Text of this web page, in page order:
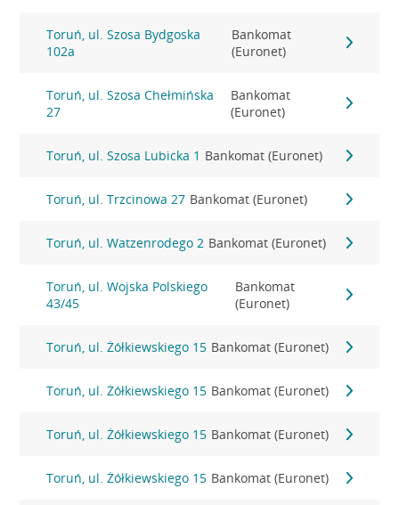
Toruń, ul. Szosa Bydgoska
102a
Bankomat
(Euronet)
Toruń, ul. Szosa Chełmińska
27
Bankomat
(Euronet)
Toruń, ul. Szosa Lubicka 1 Bankomat (Euronet)
Toruń, ul. Trzcinowa 27 Bankomat (Euronet)
Toruń, ul. Watzenrodego 2 Bankomat (Euronet)
Toruń, ul. Wojska Polskiego
43/45
Bankomat
(Euronet)
Toruń, ul. Żółkiewskiego 15 Bankomat (Euronet)
Toruń, ul. Żółkiewskiego 15 Bankomat (Euronet)
Toruń, ul. Żółkiewskiego 15 Bankomat (Euronet)
Toruń, ul. Żółkiewskiego 15 Bankomat (Euronet)